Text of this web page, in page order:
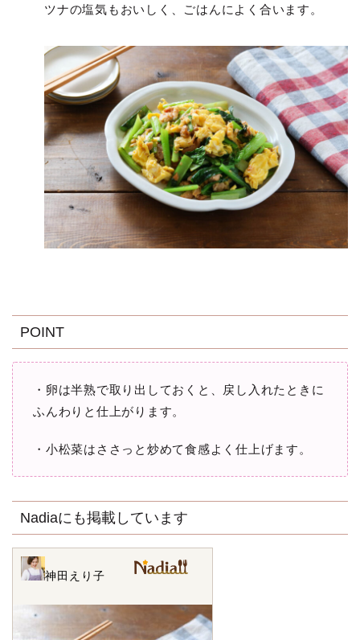
ツナの塩気もおいしく、ごはんによく合います。
POINT
・卵は半熟で取り出しておくと、戻し入れたときに
ふんわりと仕上がります。
・小松菜はささっと炒めて食感よく仕上げます。
Nadiaにも掲載しています
神田えり子